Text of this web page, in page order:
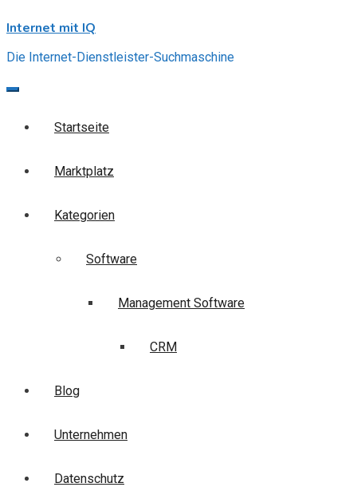
to
Internet mit IQ
Die Internet-Dienstleister-Suchmaschine
Startseite
Marktplatz
Kategorien
Software
Management Software
CRM
Blog
Unternehmen
Datenschutz